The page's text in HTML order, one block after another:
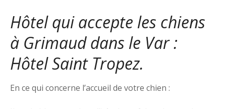
Hôtel qui accepte les chiens
à Grimaud dans le Var :
Hôtel Saint Tropez.
En ce qui concerne l’accueil de votre chien :